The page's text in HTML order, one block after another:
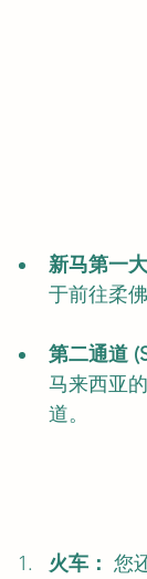
新马第一
于前往柔
第二通道
马来西亚
道。
火车： 您